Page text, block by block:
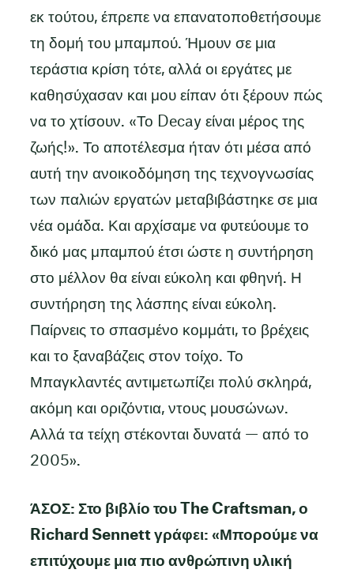
εκ τούτου, έπρεπε να επανατοποθετήσουμε
τη δομή του μπαμπού. Ήμουν σε μια
τεράστια κρίση τότε, αλλά οι εργάτες με
καθησύχασαν και μου είπαν ότι ξέρουν πώς
να το χτίσουν. «Το Decay είναι μέρος της
ζωής!». Το αποτέλεσμα ήταν ότι μέσα από
αυτή την ανοικοδόμηση της τεχνογνωσίας
των παλιών εργατών μεταβιβάστηκε σε μια
νέα ομάδα. Και αρχίσαμε να φυτεύουμε το
δικό μας μπαμπού έτσι ώστε η συντήρηση
στο μέλλον θα είναι εύκολη και φθηνή. Η
συντήρηση της λάσπης είναι εύκολη.
Παίρνεις το σπασμένο κομμάτι, το βρέχεις
και το ξαναβάζεις στον τοίχο. Το
Μπαγκλαντές αντιμετωπίζει πολύ σκληρά,
ακόμη και οριζόντια, ντους μουσώνων.
Αλλά τα τείχη στέκονται δυνατά — από το
2005».
ΆΣΟΣ: Στο βιβλίο του The Craftsman, ο
Richard Sennett γράφει: «Μπορούμε να
επιτύχουμε μια πιο ανθρώπινη υλική